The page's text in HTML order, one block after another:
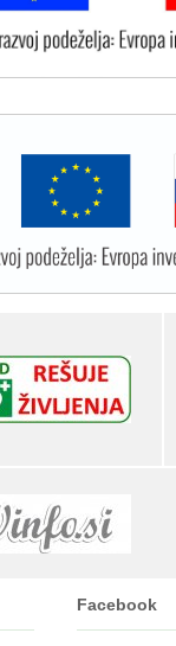
Facebook